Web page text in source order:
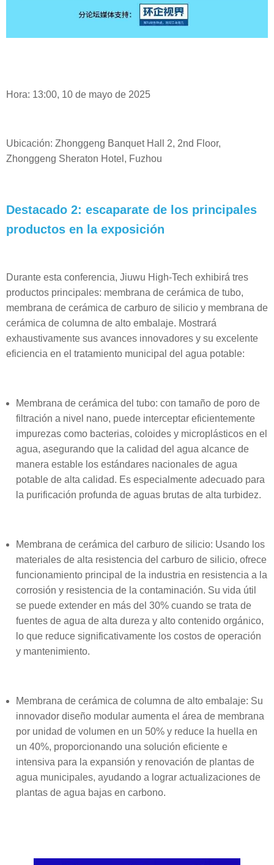
Hora: 13:00, 10 de mayo de 2025
Ubicación: Zhonggeng Banquet Hall 2, 2nd Floor,
Zhonggeng Sheraton Hotel, Fuzhou
Destacado 2: escaparate de los principales
productos en la exposición
Durante esta conferencia, Jiuwu High-Tech exhibirá tres
productos principales: membrana de cerámica de tubo,
membrana de cerámica de carburo de silicio y membrana de
cerámica de columna de alto embalaje. Mostrará
exhaustivamente sus avances innovadores y su excelente
eficiencia en el tratamiento municipal del agua potable:
Membrana de cerámica del tubo: con tamaño de poro de
filtración a nivel nano, puede interceptar eficientemente
impurezas como bacterias, coloides y microplásticos en el
agua, asegurando que la calidad del agua alcance de
manera estable los estándares nacionales de agua
potable de alta calidad. Es especialmente adecuado para
la purificación profunda de aguas brutas de alta turbidez.
Membrana de cerámica del carburo de silicio: Usando los
materiales de alta resistencia del carburo de silicio, ofrece
funcionamiento principal de la industria en resistencia a la
corrosión y resistencia de la contaminación. Su vida útil
se puede extender en más del 30% cuando se trata de
fuentes de agua de alta dureza y alto contenido orgánico,
lo que reduce significativamente los costos de operación
y mantenimiento.
Membrana de cerámica de columna de alto embalaje: Su
innovador diseño modular aumenta el área de membrana
por unidad de volumen en un 50% y reduce la huella en
un 40%, proporcionando una solución eficiente e
intensiva para la expansión y renovación de plantas de
agua municipales, ayudando a lograr actualizaciones de
plantas de agua bajas en carbono.